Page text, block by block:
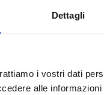
Dettagli
i vostri dati
alle
RICERCA COINVOLTE